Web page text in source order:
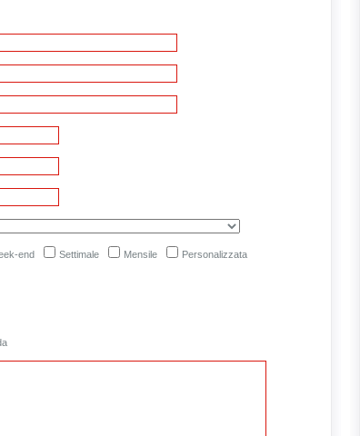
end Settimale Mensile Personalizzata